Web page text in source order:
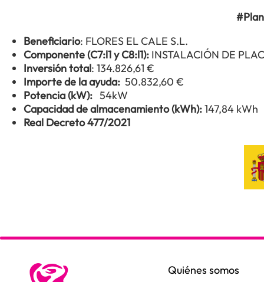
Beneficiario: FLORES EL CALE S.L.
Componente (C7:l1 y C8:l1): INSTALACIÓN DE
Inversión total: 134.826,61 €
Importe de la ayuda: 50.832,60 €
Potencia (kW): 54kW
Capacidad de almacenamiento (kWh):147,84 kWh
Real Decreto 477/2021
Quiénes somos